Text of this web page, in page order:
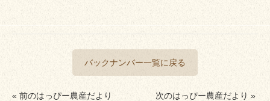
バックナンバー一覧に戻る
« 前のはっぴー農産だより 次のはっぴー農産だより »